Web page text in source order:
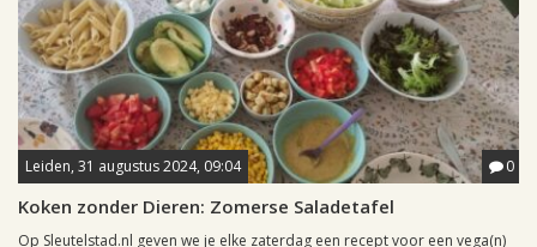
Leiden, 31 augustus 2024, 09:04 0
Koken zonder Dieren: Zomerse Saladetafel
Op Sleutelstad.nl geven we je elke zaterdag een recept voor een vega(n)